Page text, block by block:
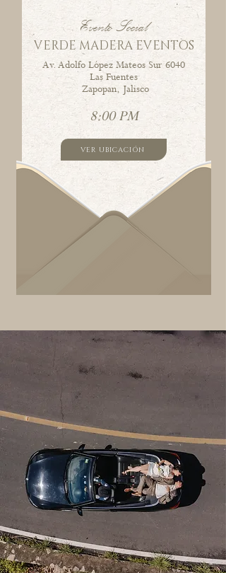
Evento Social
VERDE MADERA EVENTOS
Av. Adolfo López Mateos Sur 6040
Las Fuentes
Zapopan, Jalisco
8:00 PM
VER UBICACIÓN